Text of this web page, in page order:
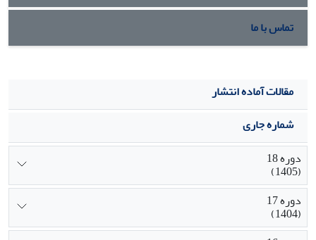
تماس با ما
مقالات آماده انتشار
شماره جاری
دوره 18
(1405)
دوره 17
(1404)